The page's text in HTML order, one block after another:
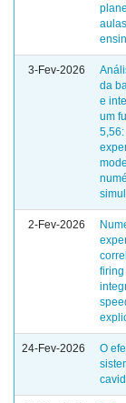
3-Fev-2026
da
e
um
2-Fev-2026
24-Fev-2026
O